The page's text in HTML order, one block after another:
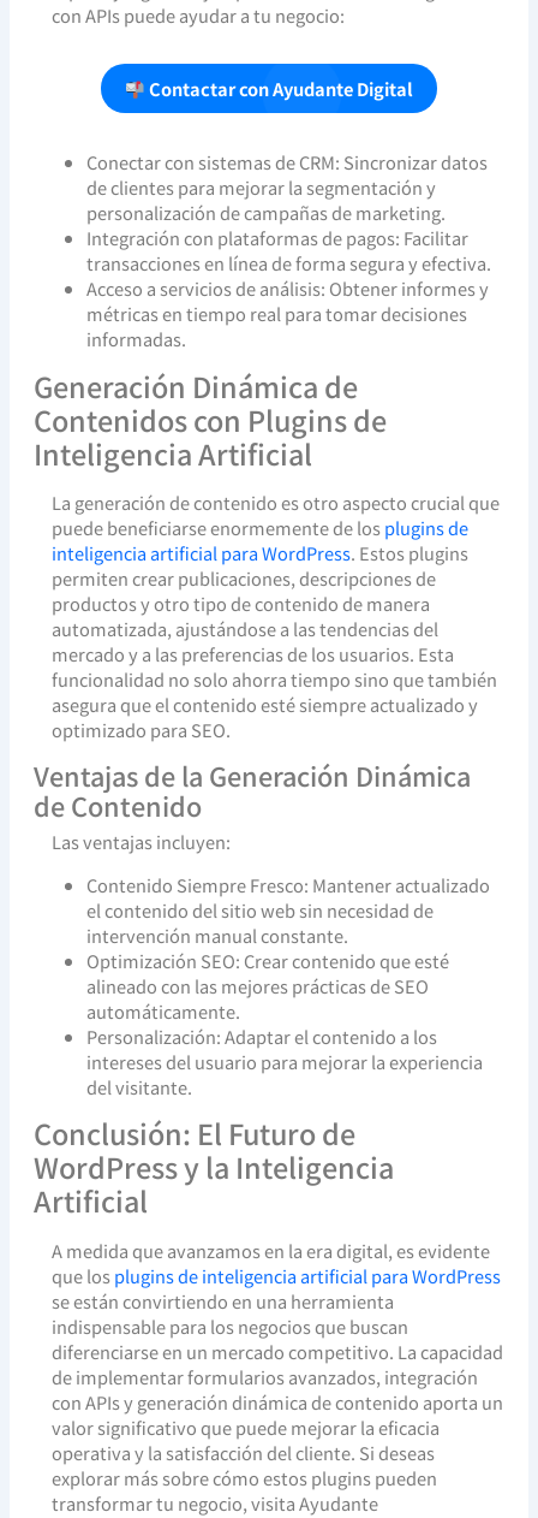
con APIs puede ayudar a tu negocio:
Contactar con Ayudante Digital
Conectar con sistemas de CRM: Sincronizar datos
de clientes para mejorar la segmentación y
personalización de campañas de marketing.
Integración con plataformas de pagos: Facilitar
transacciones en línea de forma segura y efectiva.
Acceso a servicios de análisis: Obtener informes y
métricas en tiempo real para tomar decisiones
informadas.
Generación Dinámica de
Contenidos con Plugins de
Inteligencia Artificial
La generación de contenido es otro aspecto crucial que
puede beneficiarse enormemente de losplugins de
inteligencia artificial para WordPress. Estos plugins
permiten crear publicaciones, descripciones de
productos y otro tipo de contenido de manera
automatizada, ajustándose a las tendencias del
mercado y a las preferencias de los usuarios. Esta
funcionalidad no solo ahorra tiempo sino que también
asegura que el contenido esté siempre actualizado y
optimizado para SEO.
Ventajas de la Generación Dinámica
de Contenido
Las ventajas incluyen:
Contenido Siempre Fresco: Mantener actualizado
el contenido del sitio web sin necesidad de
intervención manual constante.
Optimización SEO: Crear contenido que esté
alineado con las mejores prácticas de SEO
automáticamente.
Personalización: Adaptar el contenido a los
intereses del usuario para mejorar la experiencia
del visitante.
Conclusión: El Futuro de
WordPress y la Inteligencia
Artificial
A medida que avanzamos en la era digital, es evidente
que losplugins de inteligencia artificial para WordPress
se están convirtiendo en una herramienta
indispensable para los negocios que buscan
diferenciarse en un mercado competitivo. La capacidad
de implementar formularios avanzados, integración
con APIs y generación dinámica de contenido aporta un
valor significativo que puede mejorar la eficacia
operativa y la satisfacción del cliente. Si deseas
explorar más sobre cómo estos plugins pueden
transformar tu negocio, visita Ayudante